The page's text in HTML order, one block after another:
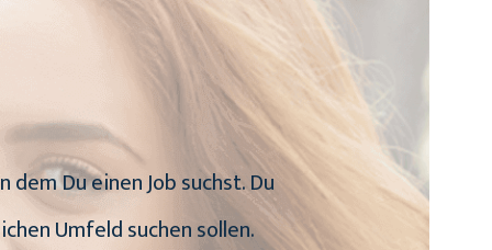
Du einen Job suchst. Du
Umfeld suchen sollen.